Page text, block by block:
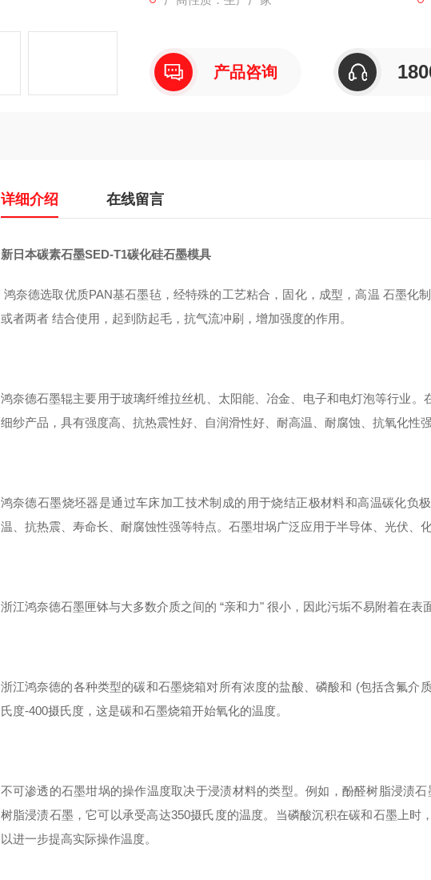
产品咨询
详细介绍 在线留言
新日本碳素石墨SED-T1碳化硅石墨模具
鸿奈德选取优质PAN基石墨毡，经特殊的工艺粘合，固化，成型，高温 石墨化
或者两者 结合使用，起到防起毛，抗气流冲刷，增加强度的作用。
鸿奈德石墨辊主要用于玻璃纤维拉丝机、太阳能、冶金、电子和电灯泡等行业
细纱产品，具有强度高、抗热震性好、自润滑性好、耐高温、耐腐蚀、抗氧化性
鸿奈德石墨烧坯器是通过车床加工技术制成的用于烧结正极材料和高温碳化负
温、抗热震、寿命长、耐腐蚀性强等特点。石墨坩埚广泛应用于半导体、光伏、
浙江鸿奈德石墨匣钵与大多数介质之间的 “亲和力" 很小，因此污垢不易附着在表
浙江鸿奈德的各种类型的碳和石墨烧箱对所有浓度的盐酸、磷酸和 (包括含氟介
氏度-400摄氏度，这是碳和石墨烧箱开始氧化的温度。
不可渗透的石墨坩埚的操作温度取决于浸渍材料的类型。例如，酚醛树脂浸渍
树脂浸渍石墨，它可以承受高达350摄氏度的温度。当磷酸沉积在碳和石墨上时
以进一步提高实际操作温度。